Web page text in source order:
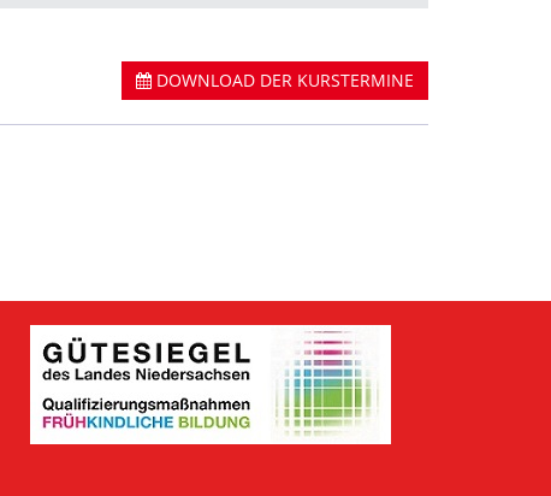
DOWNLOAD DER KURSTERMINE